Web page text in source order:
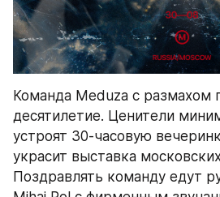
Команда Meduza с размахом
десятилетие. Ценители
устроят 30-часовую
украсит выставка
Поздравлять команду едут